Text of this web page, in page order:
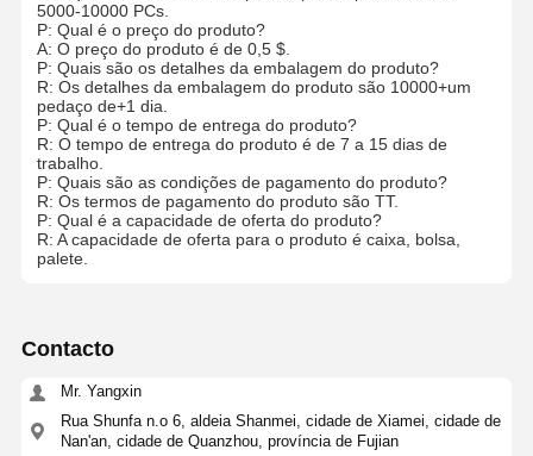
5000-10000 PCs.
P: Qual é o preço do produto?
A: O preço do produto é de 0,5 $.
P: Quais são os detalhes da embalagem do produto?
R: Os detalhes da embalagem do produto são 10000+um
pedaço de+1 dia.
P: Qual é o tempo de entrega do produto?
R: O tempo de entrega do produto é de 7 a 15 dias de
trabalho.
P: Quais são as condições de pagamento do produto?
R: Os termos de pagamento do produto são TT.
P: Qual é a capacidade de oferta do produto?
R: A capacidade de oferta para o produto é caixa, bolsa,
palete.
Contacto
Mr. Yangxin
Rua Shunfa n.o 6, aldeia Shanmei, cidade de Xiamei, cidade de
Nan'an, cidade de Quanzhou, província de Fujian